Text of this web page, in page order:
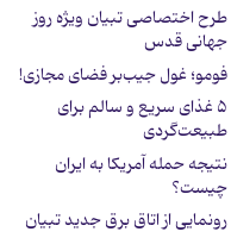
طرح اختصاصی تبیان ویژه روز
جهانی قدس
فومو؛ غول جیب‌بر فضای مجازی!
۵ غذای سریع و سالم برای
طبیعت‌گردی
نتیجه حمله آمریکا به ایران
چیست؟
رونمایی از اتاق برق جدید تبیان